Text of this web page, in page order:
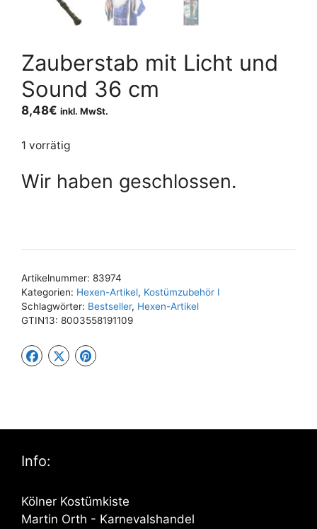
Zauberstab mit Licht und
Sound 36 cm
8,48€ inkl. MwSt.
1 vorrätig
Wir haben geschlossen.
Artikelnummer: 83974
Kategorien: Hexen-Artikel, Kostümzubehör I
Schlagwörter: Bestseller, Hexen-Artikel
GTIN13: 8003558191109
Info:
Kölner Kostümkiste
Martin Orth - Karnevalshandel